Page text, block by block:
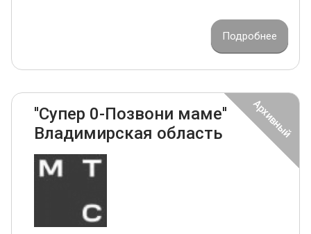
Подробнее
''Супер 0-Позвони маме''
Владимирская область